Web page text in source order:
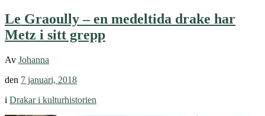
Le Graoully – en medeltida drake har
Metz i sitt grepp
Av Johanna
den 7 januari, 2018
i Drakar i kulturhistorien